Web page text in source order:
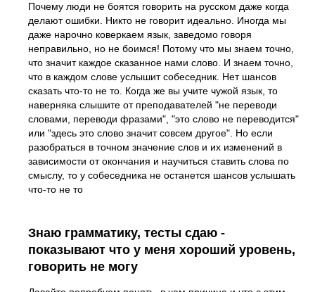
Почему люди не боятся говорить на русском даже когда
делают ошибки. Никто не говорит идеально. Иногда мы
даже нарочно коверкаем язык, заведомо говоря
неправильно, но не боимся! Потому что мы знаем точно,
что значит каждое сказанное нами слово. И знаем точно,
что в каждом слове услышит собеседник. Нет шансов
сказать что-то не то. Когда же вы учите чужой язык, то
наверняка слышите от преподавателей "не переводи
словами, переводи фразами", "это слово не переводится"
или "здесь это слово значит совсем другое". Но если
разобраться в точном значение слов и их изменений в
зависимости от окончания и научиться ставить слова по
смыслу, то у собеседника не останется шансов услышать
что-то не то
Знаю грамматику, тесты сдаю -
показывают что у меня хороший уровень,
говорить не могу